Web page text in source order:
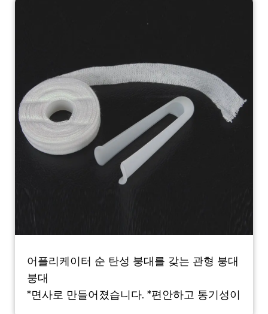
어플리케이터 순 탄성 붕대를 갖는 관형 붕대
붕대
*면사로 만들어졌습니다. *편안하고 통기성이